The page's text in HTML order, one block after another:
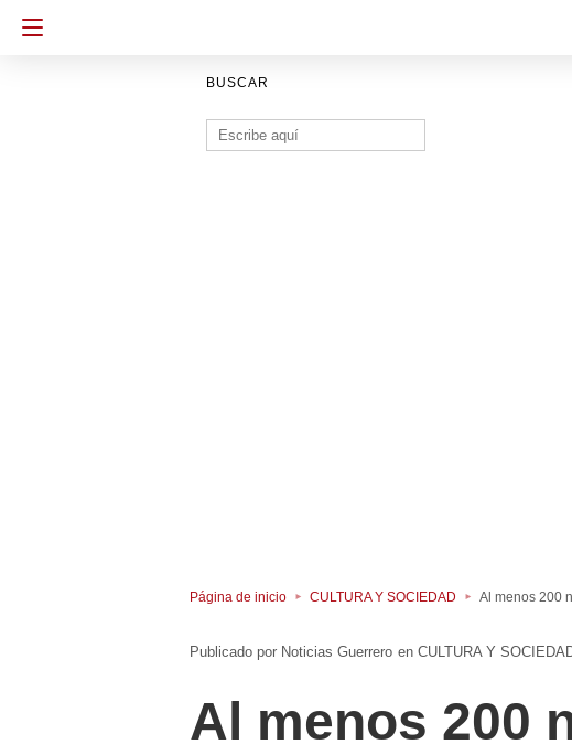
BUSCAR
Buscar:
Página de inicio CULTURA Y SOCIEDAD Al menos 200
Noticias Guerrero en CULTURA Y
Al menos 200